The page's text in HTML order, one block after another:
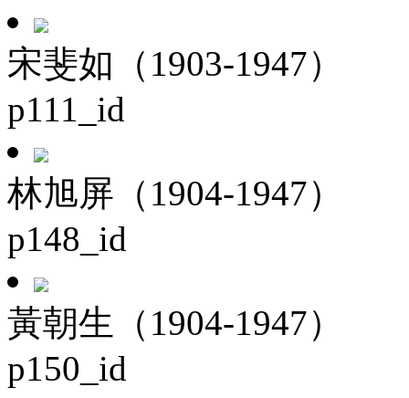
宋斐如（1903-1947）
p111_id
林旭屏（1904-1947）
p148_id
黃朝生（1904-1947）
p150_id